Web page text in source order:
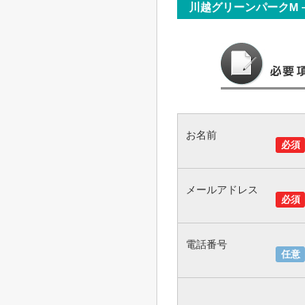
川越グリーンパークM
必須
お名前
必須
メールアドレス
任意
電話番号